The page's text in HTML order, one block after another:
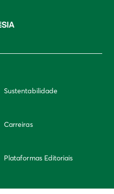
Sustentabilidade
Carreiras
Plataformas Editoriais
Integridade